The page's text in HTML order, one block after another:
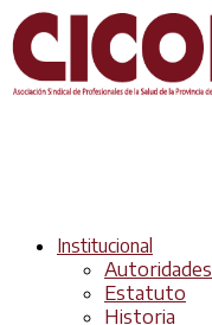
Institucional
Autoridades
Estatuto
Historia